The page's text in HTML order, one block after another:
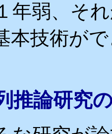
年弱、そ
本技術が
推論研究